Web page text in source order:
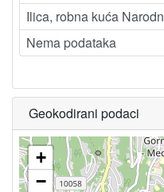
Ilica, robna kuća
Nema podataka
Geokodirani podaci
+
−